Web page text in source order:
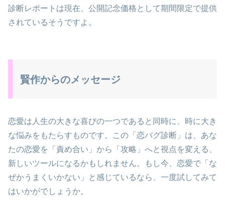
診断レポートは現在、公開記念価格として期間限定で提供
されているそうですよ。
賢作からのメッセージ
恋愛は人生の大きな喜びの一つであると同時に、時に大き
な悩みをもたらすものです。この「恋バグ診断」は、あな
たの恋愛を「責め合い」から「攻略」へと視点を変える、
新しいツールになるかもしれません。もし今、恋愛で「な
ぜかうまくいかない」と感じているなら、一度試してみて
はいかがでしょうか。